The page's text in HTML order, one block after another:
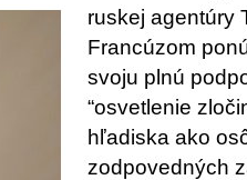
ruskej agentúry
Francúzom
svoju plnú
“osvetlenie
hľadiska ako
zodpovedných